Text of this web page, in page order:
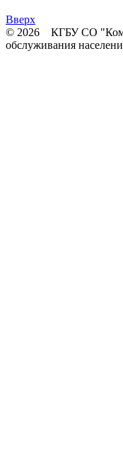
Вверх
© 2026 КГБУ СО
обслуживания